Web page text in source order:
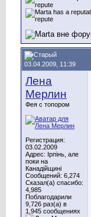
03.04.2009, 11:39
Лена
Мерлин
Фея с топором
Регистрация:
03.02.2009
Адрес: Ірпінь, але
поки на
Канадійщині
Сообщений: 6,274
Сказал(а) спасибо:
4,985
Поблагодарили
9,726 раз(а) в
1,945 сообщениях